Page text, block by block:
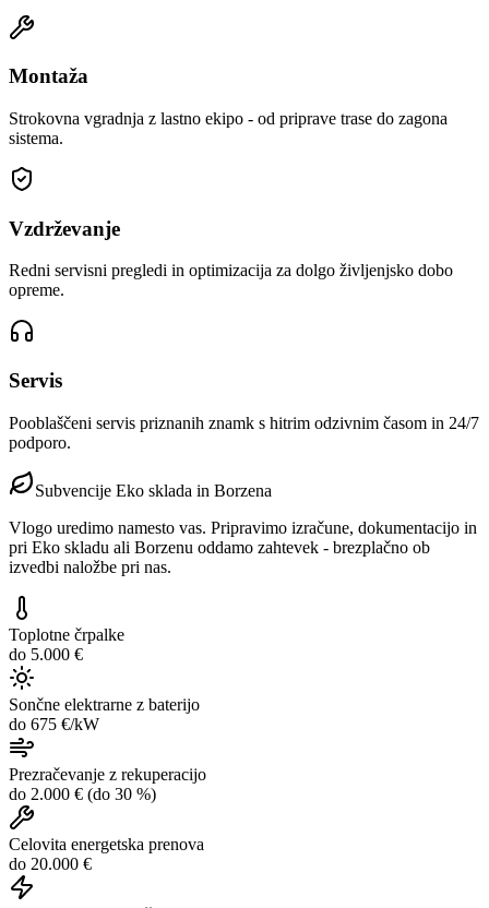
Montaža
Strokovna vgradnja z lastno ekipo - od priprave trase do zagona
sistema.
Vzdrževanje
Redni servisni pregledi in optimizacija za dolgo življenjsko dobo
opreme.
Servis
Pooblaščeni servis priznanih znamk s hitrim odzivnim časom in 24/7
podporo.
Subvencije Eko sklada in Borzena
Vlogo uredimo namesto vas. Pripravimo izračune, dokumentacijo in
pri Eko skladu ali Borzenu oddamo zahtevek - brezplačno ob
izvedbi naložbe pri nas.
Toplotne črpalke
do 5.000 €
Sončne elektrarne z baterijo
do 675 €/kW
Prezračevanje z rekuperacijo
do 2.000 € (do 30 %)
Celovita energetska prenova
do 20.000 €